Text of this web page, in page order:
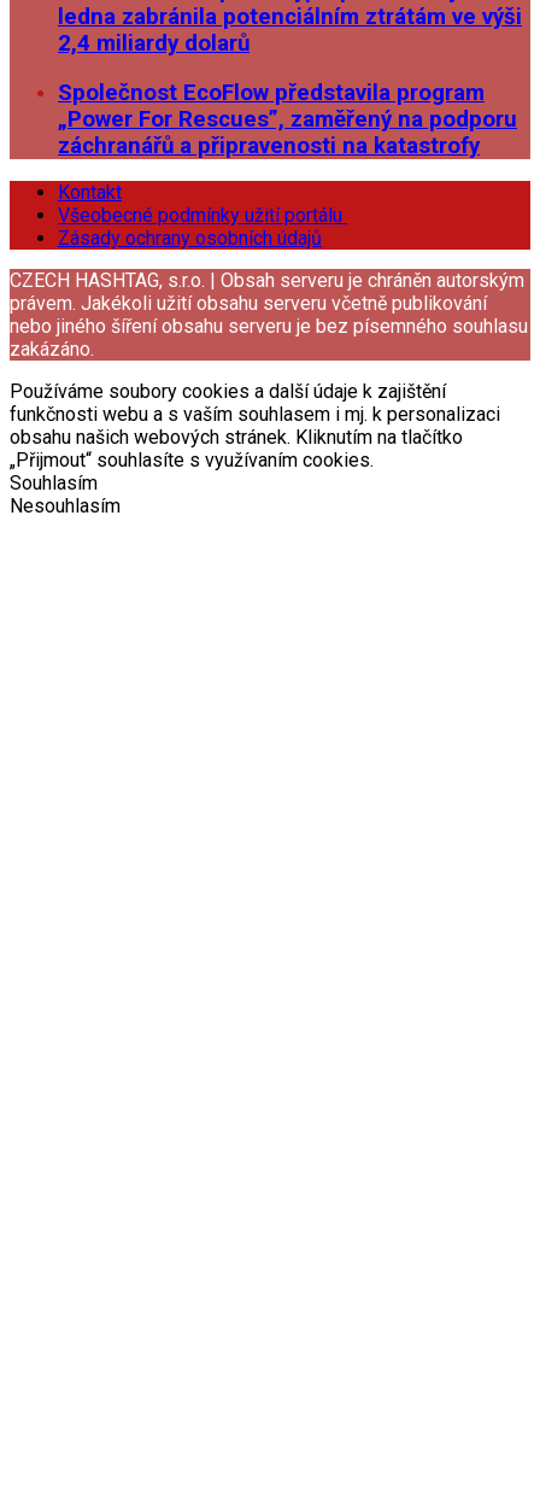
ledna zabránila potenciálním ztrátám ve výši
2,4 miliardy dolarů
Společnost EcoFlow představila program
„Power For Rescues”, zaměřený na podporu
záchranářů a připravenosti na katastrofy
Kontakt
Všeobecné podmínky užití portálu
Zásady ochrany osobních údajů
CZECH HASHTAG, s.r.o. | Obsah serveru je chráněn autorským
právem. Jakékoli užití obsahu serveru včetně publikování
nebo jiného šíření obsahu serveru je bez písemného souhlasu
zakázáno.
Používáme soubory cookies a další údaje k zajištění
funkčnosti webu a s vaším souhlasem i mj. k personalizaci
obsahu našich webových stránek. Kliknutím na tlačítko
„Přijmout“ souhlasíte s využívaním cookies.
Souhlasím
Nesouhlasím